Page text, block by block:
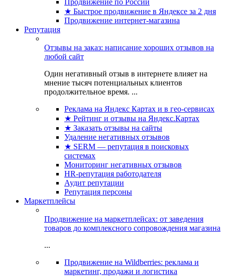
Продвижение по России
★ Быстрое продвижение в Яндексе за 2 дня
Продвижение интернет-магазина
Репутация
Отзывы на заказ: написание хороших отзывов на
любой сайт
Один негативный отзыв в интернете влияет на
мнение тысяч потенциальных клиентов
продолжительное время. ...
Реклама на Яндекс Картах и в гео-сервисах
★ Рейтинг и отзывы на Яндекс.Картах
★ Заказать отзывы на сайты
Удаление негативных отзывов
★ SERM — репутация в поисковых
системах
Мониторинг негативных отзывов
HR-репутация работодателя
Аудит репутации
Репутация персоны
Маркетплейсы
Продвижение на маркетплейсах: от заведения
товаров до комплексного сопровождения магазина
...
Продвижение на Wildberries: реклама и
маркетинг, продажи и логистика